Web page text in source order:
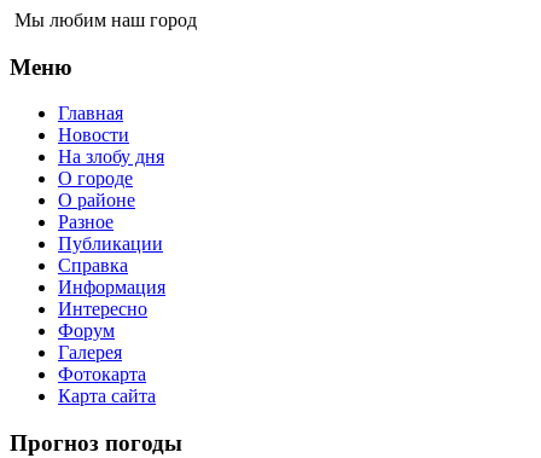
Мы любим наш город
Меню
Главная
Новости
На злобу дня
О городе
О районе
Разное
Публикации
Справка
Информация
Интересно
Форум
Галерея
Фотокарта
Карта сайта
Прогноз погоды